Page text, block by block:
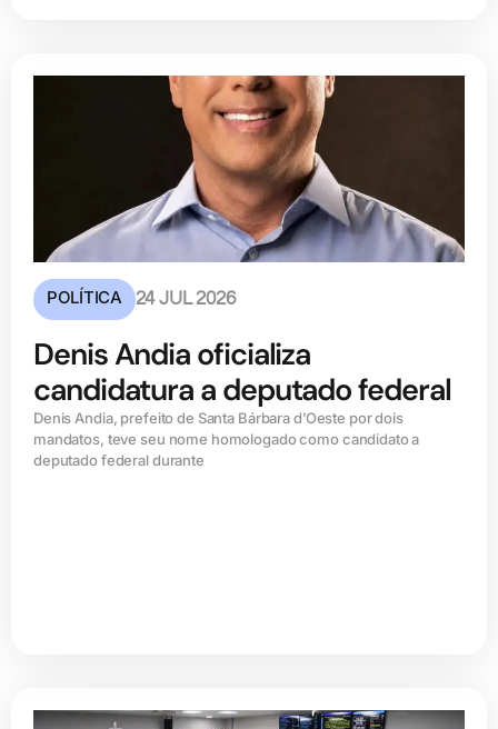
POLÍTICA 24 JUL 2026
Denis Andia oficializa
candidatura a deputado federal
Denis Andia, prefeito de Santa Bárbara d’Oeste por dois
mandatos, teve seu nome homologado como candidato a
deputado federal durante